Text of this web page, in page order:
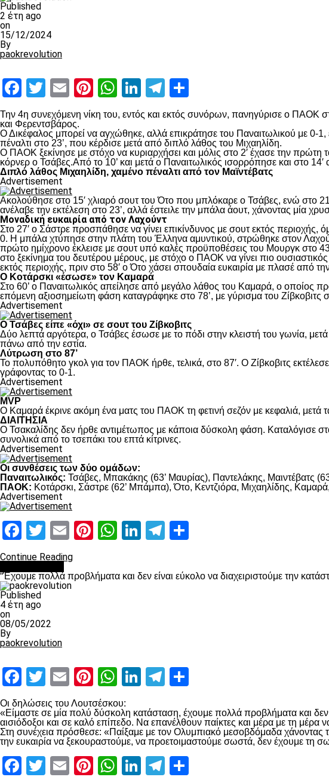
Published
2 έτη ago
on
15/12/2024
By
paokrevolution
Facebook
Twitter
EmailPinterest
WhatsApp
LinkedIn
Telegram
Την 4η συνεχόμενη νίκη του, εντός και εκτός συνόρων, πανηγύρισε ο ΠΑΟΚ
και Φερεντσβάρος.
Ο Δικέφαλος μπορεί να αγχώθηκε, αλλά επικράτησε του Παναιτωλικού με 0-
πέναλτι στο 23’, που κέρδισε μετά από διπλό λάθος του Μιχαηλίδη.
Ο ΠΑΟΚ ξεκίνησε με στόχο να κυριαρχήσει και μόλις στο 2′ έχασε την
κόρνερ ο Τσάβες.Από το 10’ και μετά ο Παναιτωλικός ισορρόπησε και στο
Διπλό λάθος Μιχαηλίδη, χαμένο πέναλτι από τον Μαϊντέβατς
Advertisement
Ακολούθησε στο 15′ χλιαρό σουτ του Ότο που μπλόκαρε ο Τσάβες, ενώ στο
ανέλαβε την εκτέλεση στο 23’, αλλά έστειλε την μπάλα άουτ, χάνοντας μία
Μοναδική ευκαιρία από τον Λαχούντ
Στο 27′ ο Σάστρε προσπάθησε να γίνει επικίνδυνος με σουτ εκτός περιοχής,
0. Η μπάλα χτύπησε στην πλάτη του Έλληνα αμυντικού, στρώθηκε στον
πρώτο ημίχρονο έκλεισε με σουτ υπό καλές προϋποθέσεις του Μουργκ στο
στο ξεκίνημα του δευτέρου μέρους, με στόχο ο ΠΑΟΚ να γίνει πιο
εκτός περιοχής, πριν στο 58′ ο Ότο χάσει σπουδαία ευκαιρία με πλασέ από
Ο Κοτάρσκι «έσωσε» τον Καμαρά
Στο 60’ ο Παναιτωλικός απείλησε από μεγάλο λάθος του Καμαρά, ο οποίος
επόμενη αξιοσημείωτη φάση καταγράφηκε στο 78’, με γύρισμα του
Advertisement
Ο Τσάβες είπε «όχι» σε σουτ του Ζίβκοβιτς
Δύο λεπτά αργότερα, ο Τσάβες έσωσε με το πόδι στην κλειστή του γωνία,
πάνω από την εστία.
Λύτρωση στο 87’
Το πολυπόθητο γκολ για τον ΠΑΟΚ ήρθε, τελικά, στο 87′. Ο Ζίβκοβιτς
γράφοντας το 0-1.
Advertisement
MVP
Ο Καμαρά έκρινε ακόμη ένα ματς του ΠΑΟΚ τη φετινή σεζόν με κεφαλιά, μετά
ΔΙΑΙΤΗΣΙΑ
Ο Τσακαλίδης δεν ήρθε αντιμέτωπος με κάποια δύσκολη φάση. Καταλόγισε
συνολικά από το τσεπάκι του επτά κίτρινες.
Advertisement
Οι συνθέσεις των δύο ομάδων:
Παναιτωλικός: Τσάβες, Μπακάκης (63’ Μαυρίας), Παντελάκης, Μαιντέβατς
ΠΑΟΚ: Κοτάρσκι, Σάστρε (62’ Μπάμπα), Ότο, Κεντζιόρα, Μιχαηλίδης,
Advertisement
Facebook
Twitter
EmailPinterest
WhatsApp
LinkedIn
Telegram
Continue Reading
“Έχουμε πολλά προβλήματα και δεν είναι εύκολο να διαχειριστούμε την
Published
4 έτη ago
on
08/05/2022
By
paokrevolution
Facebook
Twitter
EmailPinterest
WhatsApp
LinkedIn
Telegram
Οι δηλώσεις του Λουτσέσκου:
«Είμαστε σε μία πολύ δύσκολη κατάσταση, έχουμε πολλά προβλήματα και δεν
αισιόδοξοι και σε καλό επίπεδο. Να επανέλθουν παίκτες και μέρα με τη
Στη συνέχεια πρόσθεσε: «Παίξαμε με τον Ολυμπιακό μεσοβδόμαδα χάνοντας
την ευκαιρία να ξεκουραστούμε, να προετοιμαστούμε σωστά, δεν έχουμε τη
Facebook
Twitter
EmailPinterest
WhatsApp
LinkedIn
Telegram